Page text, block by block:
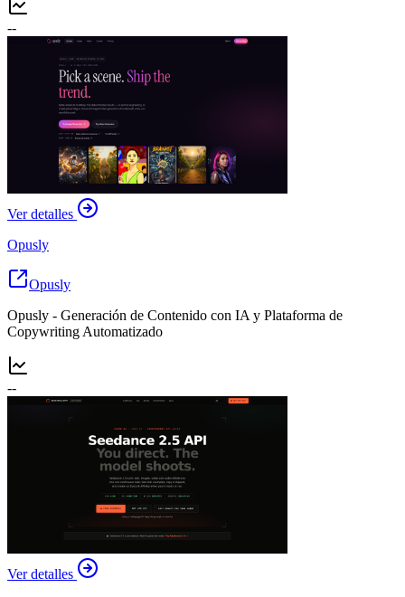
--
Ver detalles
Opusly
Opusly
Opusly - Generación de Contenido con IA y Plataforma de
Copywriting Automatizado
--
Ver detalles